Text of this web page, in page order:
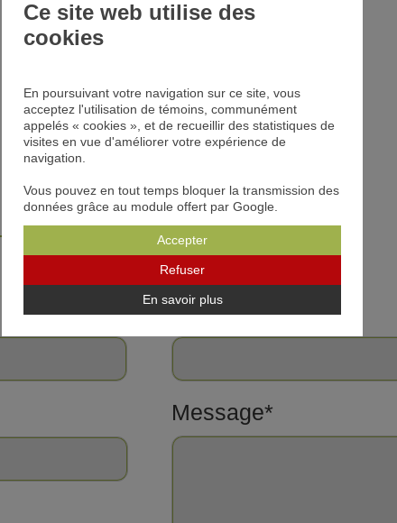
Sujet*
Message*
Ce site web utilise des
cookies
En poursuivant votre navigation sur ce site, vous
acceptez l'utilisation de témoins, communément
appelés « cookies », et de recueillir des statistiques de
visites en vue d'améliorer votre expérience de
navigation.
Vous pouvez en tout temps bloquer la transmission des
données grâce au module offert par Google.
Accepter
Refuser
En savoir plus